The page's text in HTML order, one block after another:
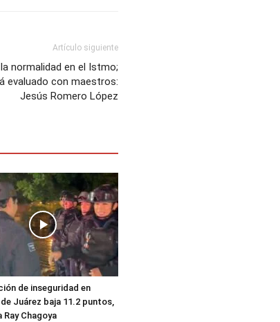
Artículo siguiente
normalidad en el Istmo;
evaluado con maestros:
Jesús Romero López
de inseguridad en
Juárez baja 11.2 puntos,
Chagoya